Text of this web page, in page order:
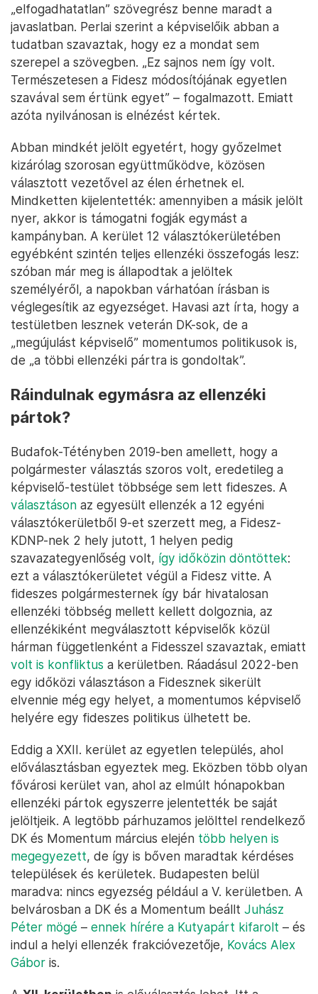
„elfogadhatatlan” szövegrész benne maradt a
javaslatban. Perlai szerint a képviselőik abban a
tudatban szavaztak, hogy ez a mondat sem
szerepel a szövegben. „Ez sajnos nem így volt.
Természetesen a Fidesz módosítójának egyetlen
szavával sem értünk egyet” – fogalmazott. Emiatt
azóta nyilvánosan is elnézést kértek.
Abban mindkét jelölt egyetért, hogy győzelmet
kizárólag szorosan együttműködve, közösen
választott vezetővel az élen érhetnek el.
Mindketten kijelentették: amennyiben a másik jelölt
nyer, akkor is támogatni fogják egymást a
kampányban. A kerület 12 választókerületében
egyébként szintén teljes ellenzéki összefogás lesz:
szóban már meg is állapodtak a jelöltek
személyéről, a napokban várhatóan írásban is
véglegesítik az egyezséget. Havasi azt írta, hogy a
testületben lesznek veterán DK-sok, de a
„megújulást képviselő” momentumos politikusok is,
de „a többi ellenzéki pártra is gondoltak”.
Ráindulnak egymásra az ellenzéki
pártok?
Budafok-Tétényben 2019-ben amellett, hogy a
polgármester választás szoros volt, eredetileg a
képviselő-testület többsége sem lett fideszes. A
választáson az egyesült ellenzék a 12 egyéni
választókerületből 9-et szerzett meg, a Fidesz-
KDNP-nek 2 hely jutott, 1 helyen pedig
szavazategyenlőség volt, így időközin döntöttek:
ezt a választókerületet végül a Fidesz vitte. A
fideszes polgármesternek így bár hivatalosan
ellenzéki többség mellett kellett dolgoznia, az
ellenzékiként megválasztott képviselők közül
hárman függetlenként a Fidesszel szavaztak, emiatt
volt is konfliktus a kerületben. Ráadásul 2022-ben
egy időközi választáson a Fidesznek sikerült
elvennie még egy helyet, a momentumos képviselő
helyére egy fideszes politikus ülhetett be.
Eddig a XXII. kerület az egyetlen település, ahol
előválasztásban egyeztek meg. Eközben több olyan
fővárosi kerület van, ahol az elmúlt hónapokban
ellenzéki pártok egyszerre jelentették be saját
jelöltjeik. A legtöbb párhuzamos jelölttel rendelkező
DK és Momentum március elején több helyen is
megegyezett, de így is bőven maradtak kérdéses
települések és kerületek. Budapesten belül
maradva: nincs egyezség például a V. kerületben. A
belvárosban a DK és a Momentum beállt Juhász
Péter mögé – ennek hírére a Kutyapárt kifarolt – és
indul a helyi ellenzék frakcióvezetője, Kovács Alex
Gábor is.